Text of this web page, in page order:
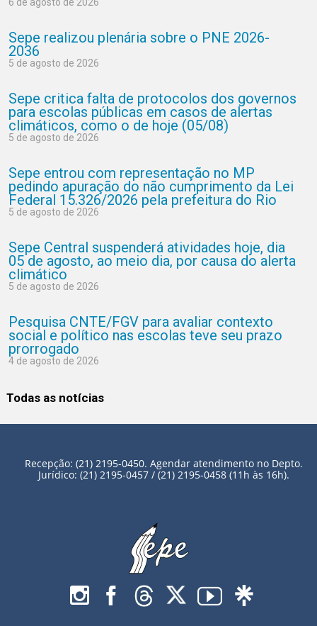
Sepe realizou plenária sobre o PNE 2026-
2036
5 de agosto de 2026
Sepe critica falta de protocolos dos governos
para escolas públicas em casos de alertas
climáticos, como o de hoje (05/08)
5 de agosto de 2026
Sepe entrou com representação no MP
pedindo apuração do não cumprimento da Lei
Federal 15.326/2026 pela prefeitura do Rio
5 de agosto de 2026
Sepe Central suspenderá atividades hoje, dia
05 de agosto, ao meio dia, por causa do alerta
climático
5 de agosto de 2026
Pesquisa CNTE/FGV para avaliar contexto
social e político nas escolas teve seu prazo
prorrogado
4 de agosto de 2026
Todas as notícias
Recepção: (21) 2195-0450. Agendar atendimento no Depto.
Jurídico: (21) 2195-0457 / (21) 2195-0458 (11h às 16h).